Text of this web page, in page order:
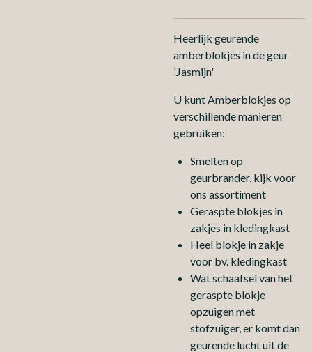
Heerlijk geurende
amberblokjes in de geur
'Jasmijn'
U kunt Amberblokjes op
verschillende manieren
gebruiken:
Smelten op
geurbrander, kijk voor
ons assortiment
Geraspte blokjes in
zakjes in kledingkast
Heel blokje in zakje
voor bv. kledingkast
Wat schaafsel van het
geraspte blokje
opzuigen met
stofzuiger, er komt dan
geurende lucht uit de